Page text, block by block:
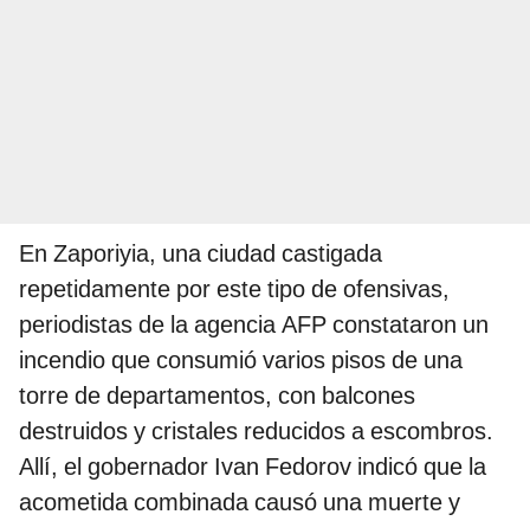
En Zaporiyia, una ciudad castigada
repetidamente por este tipo de ofensivas,
periodistas de la agencia AFP constataron un
incendio que consumió varios pisos de una
torre de departamentos, con balcones
destruidos y cristales reducidos a escombros.
Allí, el gobernador Ivan Fedorov indicó que la
acometida combinada causó una muerte y